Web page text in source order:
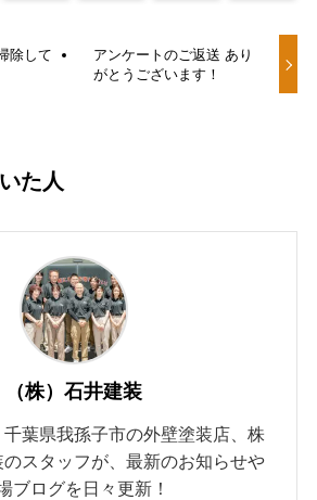
除して
アンケートのご返送 あり
がとうございます！
た人
（株）石井建装
葉県我孫子市の外壁塗装店、株
スタッフが、最新のお知らせや
ブログを日々更新！